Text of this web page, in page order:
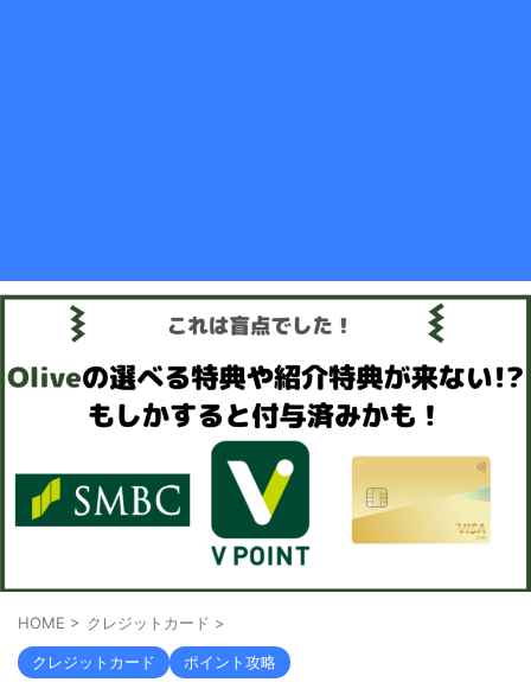
HOME > クレジットカード >
クレジットカード ポイント攻略